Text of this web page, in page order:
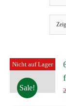
Nicht auf Lager
Sale!